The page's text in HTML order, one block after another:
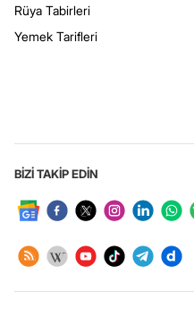
Rüya Tabirleri
Yemek Tarifleri
BİZİ TAKİP EDİN